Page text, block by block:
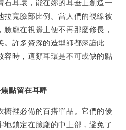
石耳環，能在妳的耳垂上創造一
拉寬臉部比例。當人們的視線被
龐在視覺上便不再那麼修長，
。許多資深的造型師都深諳此
容時，這類耳環是不可或缺的點
點留在耳畔
櫥裡必備的百搭單品。它們的優
地鎖定在臉龐的中上部，避免了